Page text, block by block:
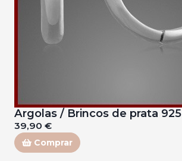
Argolas / Brincos de prata 925
39,90 €
Comprar